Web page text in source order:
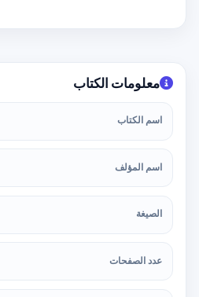
معلومات الكتاب
اسم الكتاب
اسم المؤلف
الصيغة
عدد الصفحات